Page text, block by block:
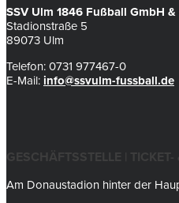
SSV Ulm 1846 Fußball GmbH &
Stadionstraße 5
89073 Ulm
Telefon: 0731 977467-0
E-Mail: info@ssvulm-fussball.de
GESCHÄFTSSTELLE | TICKET-
Am Donaustadion hinter der